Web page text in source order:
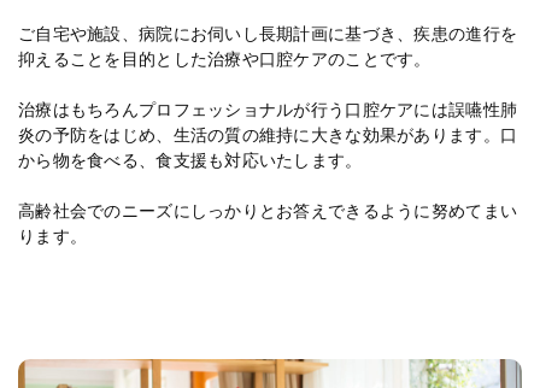
ご自宅や施設、病院にお伺いし長期計画に基づき、疾患の進行を
抑えることを目的とした治療や口腔ケアのことです。
治療はもちろんプロフェッショナルが行う口腔ケアには誤嚥性肺
炎の予防をはじめ、生活の質の維持に大きな効果があります。口
から物を食べる、食支援も対応いたします。
高齢社会でのニーズにしっかりとお答えできるように努めてまい
ります。